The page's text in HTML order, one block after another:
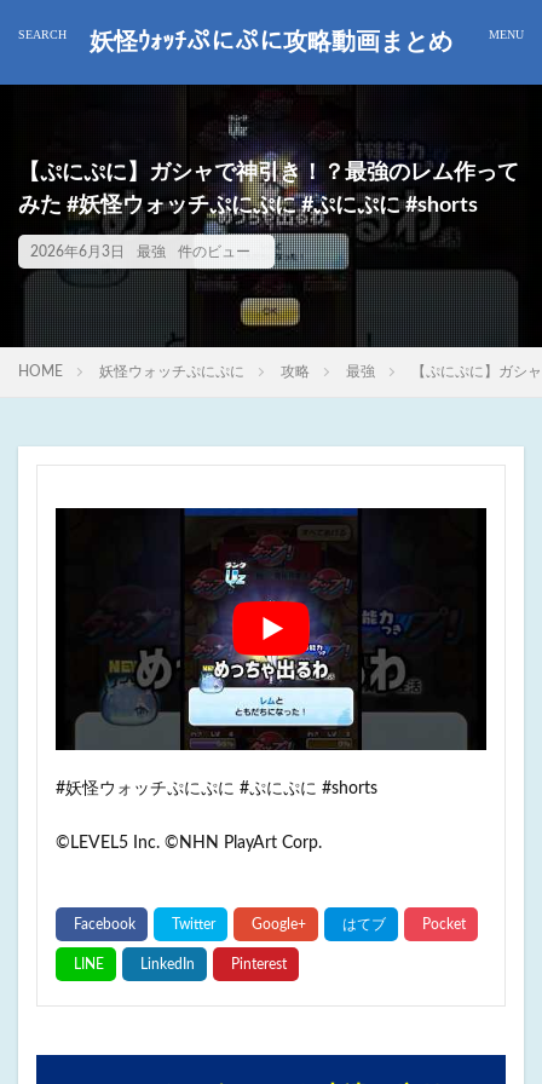
妖怪ｳｫｯﾁぷにぷに攻略動画まとめ
【ぷにぷに】ガシャで神引き！？最強のレム作って
みた #妖怪ウォッチぷにぷに #ぷにぷに #shorts
2026年6月3日 最強 件のビュー
HOME 妖怪ウォッチぷにぷに 攻略 最強 【ぷにぷに】ガシ
#妖怪ウォッチぷにぷに #ぷにぷに #shorts
©LEVEL5 Inc. ©NHN PlayArt Corp.